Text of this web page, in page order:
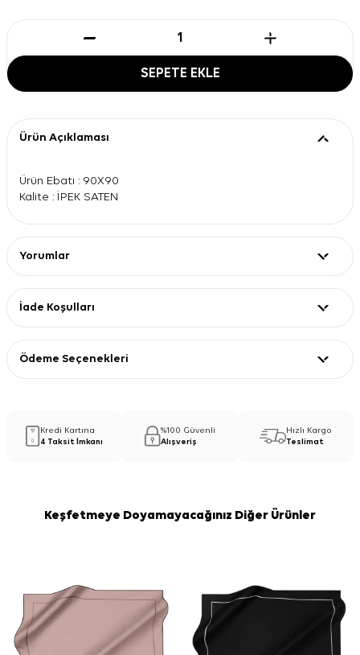
SEPETE EKLE
Ürün Açıklaması
Ürün Ebatı : 90X90
Kalite : İPEK SATEN
Yorumlar
İade Koşulları
Ödeme Seçenekleri
Kredi Kartına
4 Taksit İmkanı
%100 Güvenli
Alışveriş
Hızlı Kargo
Teslimat
Keşfetmeye Doyamayacağınız Diğer Ürünler